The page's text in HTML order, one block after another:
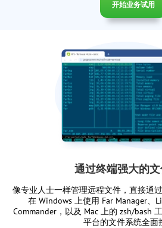
开始业务试用
通过终端强大的
像专业人士一样管理远程文件，直接通
在 Windows 上使用 Far Manager、
Commander，以及 Mac 上的 zsh/bash
平台的文件系统全面